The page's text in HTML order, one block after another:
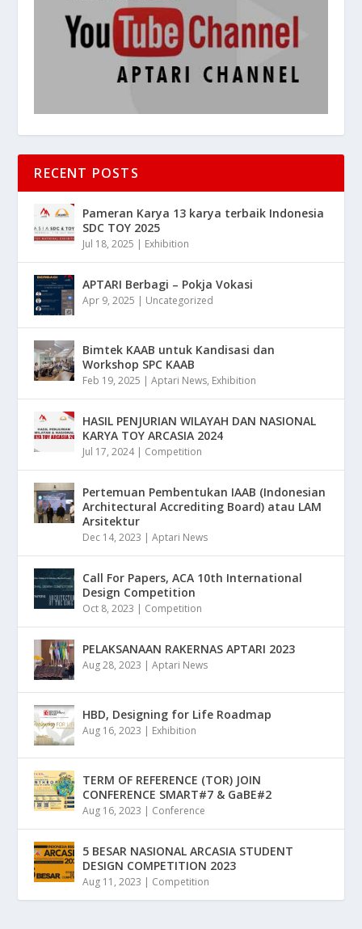
RECENT POSTS
Pameran Karya 13 karya terbaik Indonesia
SDC TOY 2025
Jul 18, 2025 | Exhibition
APTARI Berbagi – Pokja Vokasi
Apr 9, 2025 | Uncategorized
Bimtek KAAB untuk Kandisasi dan
Workshop SPC KAAB
Feb 19, 2025 |Aptari News, Exhibition
HASIL PENJURIAN WILAYAH DAN NASIONAL
KARYA TOY ARCASIA 2024
Jul 17, 2024| Competition
Pertemuan Pembentukan IAAB (Indonesian
Architectural Accrediting Board) atau LAM
Arsitektur
Dec 14, 2023 |Aptari News
Call For Papers, ACA 10th International
Design Competition
Oct 8, 2023 | Competition
PELAKSANAAN RAKERNAS APTARI 2023
Aug 28, 2023 |Aptari News
HBD, Designing for Life Roadmap
Aug 16, 2023 | Exhibition
TERM OF REFERENCE (TOR) JOIN
CONFERENCE SMART#7 & GaBE#2
Aug 16, 2023 | Conference
5 BESAR NASIONAL ARCASIA STUDENT
DESIGN COMPETITION 2023
Aug 11, 2023 | Competition